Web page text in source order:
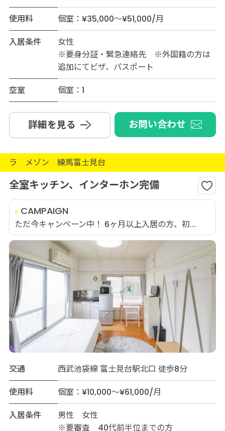
使用料
個室：¥35,000～¥51,000/月
入居条件
女性
※要身分証・緊急連絡先 ※外国籍の方は
追加にてビザ、パスポート
空室
個室：1
詳細を見る お問い合わせ
ラ メゾン 練馬富士見台
全室キッチン、インターホン完備
CAMPAIGN
ただ今キャンペーン中！ 6ヶ月以上入居の方、初...
交通
西武池袋線 富士見台駅北口 徒歩8分
使用料
個室：¥10,000～¥61,000/月
入居条件
男性 女性
※要審査 40代前半位までの方